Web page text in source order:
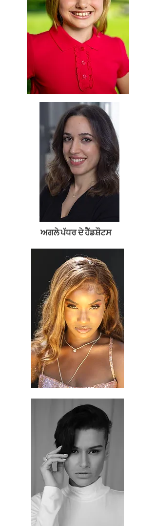
ਅਗਲੇ ਪੱਧਰ ਦੇ ਹੈੱਡਸ਼ੌਟਸ